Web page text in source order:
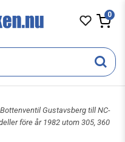
0
Gustavsberg till NC-
före år 1982 utom 305, 360